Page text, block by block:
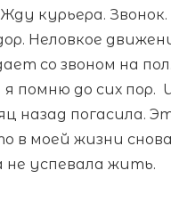
курьера.
Неловкое
со звоном на
помню до сих пор.
назад погасила.
моей жизни
не успевала жить.